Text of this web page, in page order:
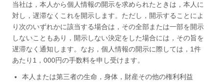
当社は，本人から個人情報の開示を求められたときは，本人に
対し，遅滞なくこれを開示します。ただし，開示することによ
り次のいずれかに該当する場合は，その全部または一部を開示
しないこともあり，開示しない決定をした場合には，その旨を
遅滞なく通知します。なお，個人情報の開示に際しては，1件
あたり1，000円の手数料を申し受けます。
本人または第三者の生命，身体，財産その他の権利利益